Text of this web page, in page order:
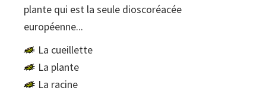
plante qui est la seule dioscoréacée
européenne...
La cueillette
La plante
La racine